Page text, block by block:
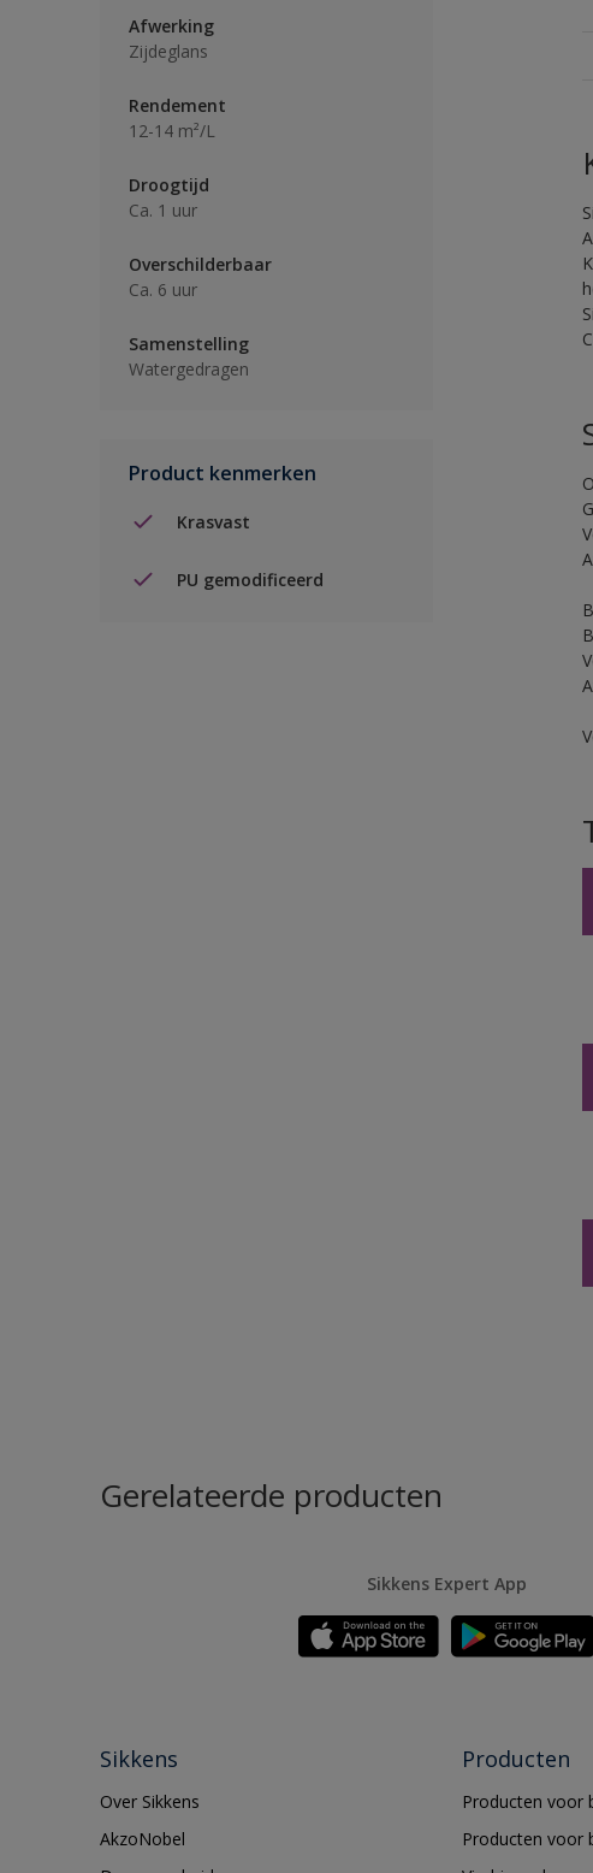
Afwerking
Zijdeglans
Rendement
12-14 m²/L
Droogtijd
Ca. 1 uur
Overschilderbaar
Ca. 6 uur
Samenstelling
Watergedragen
Product kenmerken
Krasvast
PU gemodificeerd
Gerelateerde producten
Sikkens Expert App
Sikkens
Over Sikkens
AkzoNobel
Producten
Producten voor
Producten voor